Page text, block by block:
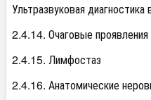
Ультразвуковая диагностика
2.4.14. Очаговые
2.4.15. Лимфостаз
2.4.16. Анатомические